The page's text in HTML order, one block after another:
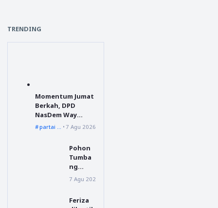
TRENDING
Momentum Jumat
Berkah, DPD
NasDem Way
Kanan Sediakan
Layanan Cukur
partai nasdem 7 Agu 2026
Pohon
Tumba
ng
Menuju
Silahisa
, BPBD
Dairi
7 Agu 2026
Feriza